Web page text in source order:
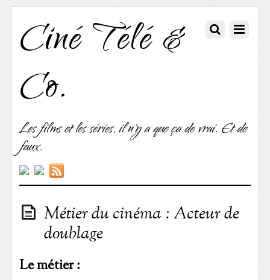
Ciné Télé &
Co.
Les films et les séries, il n'y a que ça de vrai. Et de
faux.
Métier du cinéma : Acteur de
doublage
Le métier :